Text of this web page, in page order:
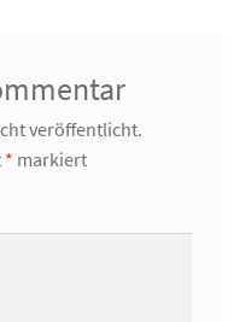
veröffentlicht.
* markiert